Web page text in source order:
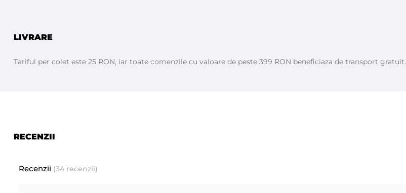
LIVRARE
Tariful per colet este 25 RON, iar toate comenzile cu valoare de peste 399 RON beneficiaza de transport gratuit.
RECENZII
Recenzii (34 recenzii)